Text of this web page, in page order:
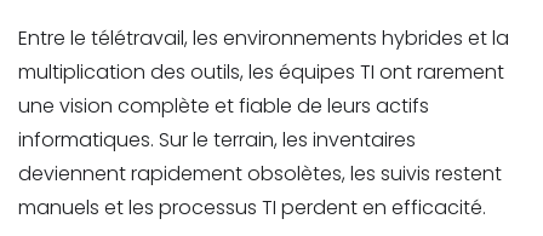
Entre le télétravail, les environnements hybrides et la
multiplication des outils, les équipes TI ont rarement
une vision complète et fiable de leurs actifs
informatiques. Sur le terrain, les inventaires
deviennent rapidement obsolètes, les suivis restent
manuels et les processus TI perdent en efficacité.